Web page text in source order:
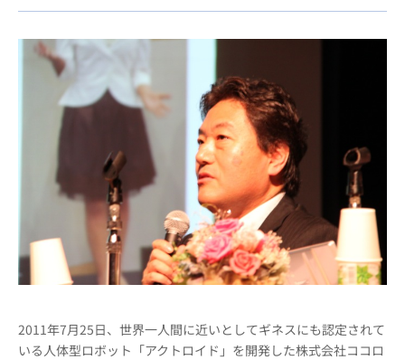
2011年7月25日、世界一人間に近いとしてギネスにも認定されて
いる人体型ロボット「アクトロイド」を開発した株式会社ココロ